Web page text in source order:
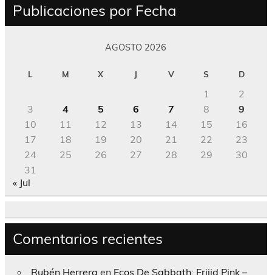
Publicaciones por Fecha
AGOSTO 2026
L M X J V S D
1
2
3
4 5 6 7 8
9
10
11 12 13 14 15
16
17
18 19 20 21 22
23
24
25 26 27 28 29
30
31
« Jul
Comentarios recientes
Rubén Herrera en Ecos De Sabbath; Frijid Pink –